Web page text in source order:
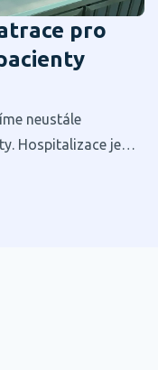
pro
neustále
Hospitalizace je
pohodlí a